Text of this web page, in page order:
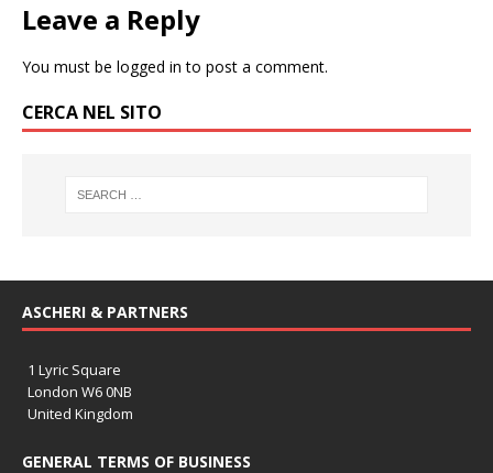
Leave a Reply
You must be logged in to post a comment.
CERCA NEL SITO
ASCHERI & PARTNERS
1 Lyric Square
London W6 0NB
United Kingdom
GENERAL TERMS OF BUSINESS